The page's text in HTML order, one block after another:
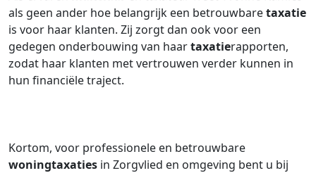
als geen ander hoe belangrijk een betrouwbaretaxatie
is voor haar klanten. Zij zorgt dan ook voor een
gedegen onderbouwing van haartaxatierapporten,
zodat haar klanten met vertrouwen verder kunnen in
hun financiële traject.
Kortom, voor professionele en betrouwbare
woningtaxaties in Zorgvlied en omgeving bent u bij